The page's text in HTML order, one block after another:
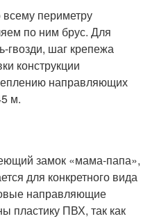
периметру
по ним брус. Для
гвозди, шаг крепежа
конструкции
направляющих
м.
замок «мама-папа»,
для конкретного вида
направляющие
пластику ПВХ, так как